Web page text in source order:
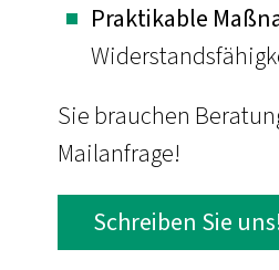
Praktikable
Sie brauchen
Mailanfrage!
Schreiben Sie